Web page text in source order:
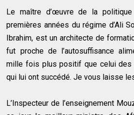
Le maître d’œuvre de la
premières années du régime d’Ali
Ibrahim, est un architecte de
fut proche de l’autosuffisance
mille fois plus positif que celui des
qui lui ont succédé. Je vous laisse
L’Inspecteur de l’enseignement